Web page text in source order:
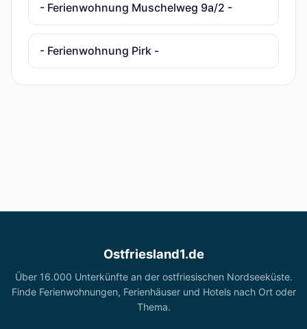
- Ferienwohnung Muschelweg 9a/2 -
- Ferienwohnung Pirk -
Ostfriesland1.de
Über 16.000 Unterkünfte an der ostfriesischen Nordseeküste.
Finde Ferienwohnungen, Ferienhäuser und Hotels nach Ort oder
Thema.